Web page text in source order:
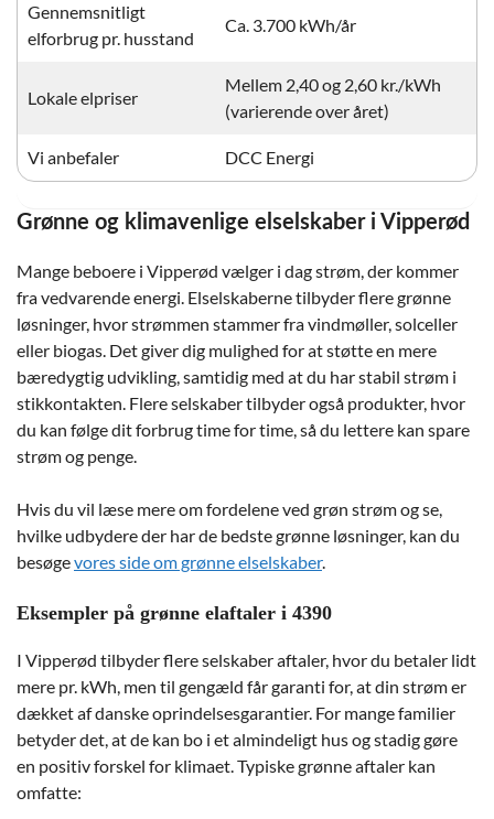
Gennemsnitligt
elforbrug pr. husstand
Ca. 3.700 kWh/år
Lokale elpriser
Mellem 2,40 og 2,60 kr./kWh
(varierende over året)
Vi anbefaler DCC Energi
Grønne og klimavenlige elselskaber i Vipperød
Mange beboere i Vipperød vælger i dag strøm, der kommer
fra vedvarende energi. Elselskaberne tilbyder flere grønne
løsninger, hvor strømmen stammer fra vindmøller, solceller
eller biogas. Det giver dig mulighed for at støtte en mere
bæredygtig udvikling, samtidig med at du har stabil strøm i
stikkontakten. Flere selskaber tilbyder også produkter, hvor
du kan følge dit forbrug time for time, så du lettere kan spare
strøm og penge.
Hvis du vil læse mere om fordelene ved grøn strøm og se,
hvilke udbydere der har de bedste grønne løsninger, kan du
besøgevores side om grønne elselskaber.
Eksempler på grønne elaftaler i 4390
I Vipperød tilbyder flere selskaber aftaler, hvor du betaler lidt
mere pr. kWh, men til gengæld får garanti for, at din strøm er
dækket af danske oprindelsesgarantier. For mange familier
betyder det, at de kan bo i et almindeligt hus og stadig gøre
en positiv forskel for klimaet. Typiske grønne aftaler kan
omfatte: